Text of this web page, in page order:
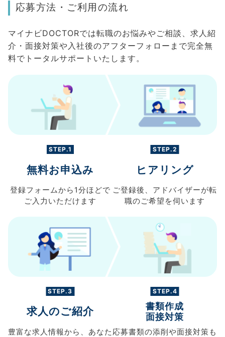
応募方法・ご利用の流れ
マイナビDOCTORでは転職のお悩みやご相談、求人紹
介・面接対策や入社後のアフターフォローまで完全無
料でトータルサポートいたします。
STEP.1
無料お申込み
登録フォームから 1分ほどで
ご入力 いただけます
STEP.2
ヒアリング
ご登録後、 アドバイザーが転
職のご希望を伺います
STEP.3
求人のご紹介
豊富な求人情報から、 あなた
STEP.4
書類作成
面接対策
応募書類の添削や面接対策も